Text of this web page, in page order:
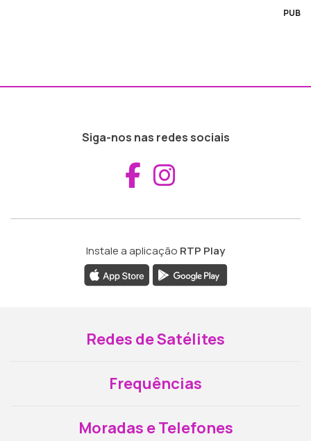
PUB
Siga-nos nas redes sociais
Aceder ao
Instale a aplicação RTP Play
Redes de Satélites
Frequências
Moradas e Telefones